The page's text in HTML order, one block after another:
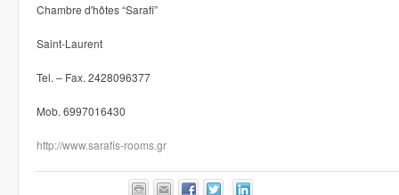
Chambre d'hôtes “Sarafi”
Saint-Laurent
Tel. – Fax. 2428096377
Mob. 6997016430
http://www.sarafis-rooms.gr